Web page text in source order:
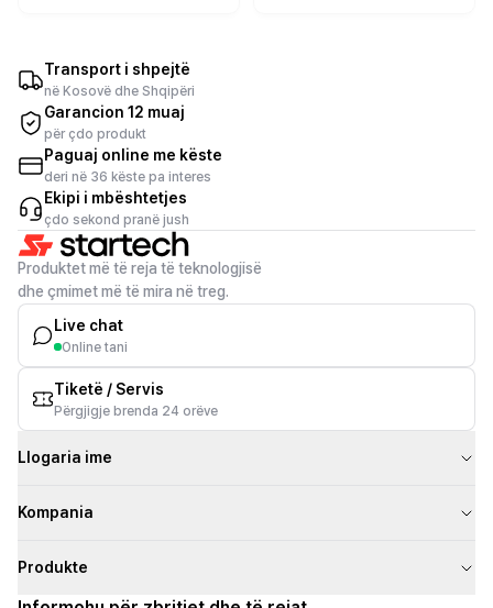
Transport i shpejtë
në Kosovë dhe Shqipëri
Garancion 12 muaj
për çdo produkt
Paguaj online me këste
deri në 36 këste pa interes
Ekipi i mbështetjes
çdo sekond pranë jush
Produktet më të reja të teknologjisë
dhe çmimet më të mira në treg.
Live chat
Online tani
Tiketë / Servis
Përgjigje brenda 24 orëve
Llogaria ime
Kompania
Produkte